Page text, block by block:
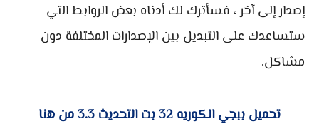
إصدار إلى آخر ، فسأترك لك أدناه بعض الروابط التي
ستساعدك على التبديل بين الإصدارات المختلفة دون
مشاكل.
تحميل ببجي الكوريه 32 بت التحديث 3.3 من هنا